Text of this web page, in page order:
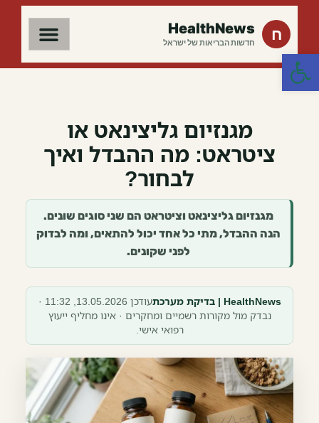
פתח סרגל נגישות
ח HealthNews
חדשות הבריאות של ישראל
מגנזיום גליצינאט וציטראט הם שני סוגים שונים.
הנה ההבדל, מתי כל אחד יכול להתאים, ומה לבדוק
לפני שקונים.
מגנזיום גליצינאט או
ציטראט: מה ההבדל ואיך
לבחור?
HealthNews | בדיקת מערכת
עודכן 13.05.2026, 11:32 ·
נבדק מול מקורות רשמיים ומחקרים · אינו מחליף ייעוץ
רפואי אישי.